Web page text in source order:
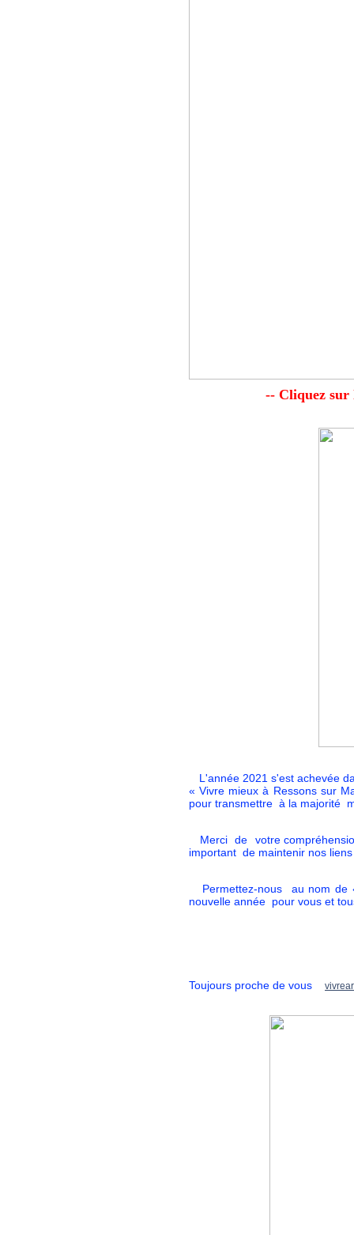
-- Cliquez sur
L'année 2021 s'est achevée
« Vivre mieux à Ressons sur
pour transmettre à la majorité
Merci de votre
important de maintenir nos
Permettez-nous au nom de
nouvelle année pour vous et
Toujours proche de vous